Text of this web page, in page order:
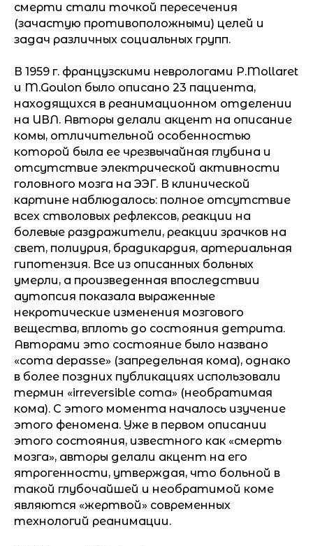
смерти стали точкой пересечения
(зачастую противоположными) целей и
задач различных социальных групп.
В 1959 г. французскими неврологами P.Mollaret
и M.Goulon было описано 23 пациента,
находящихся в реанимационном отделении
на ИВЛ. Авторы делали акцент на описание
комы, отличительной особенностью
которой была ее чрезвычайная глубина и
отсутствие электрической активности
головного мозга на ЭЭГ. В клинической
картине наблюдалось: полное отсутствие
всех стволовых рефлексов, реакции на
болевые раздражители, реакции зрачков на
свет, полиурия, брадикардия, артериальная
гипотензия. Все из описанных больных
умерли, а произведенная впоследствии
аутопсия показала выраженные
некротические изменения мозгового
вещества, вплоть до состояния детрита.
Авторами это состояние было названо
«coma depasse» (запредельная кома), однако
в более поздних публикациях использовали
термин «irreversible coma» (необратимая
кома). С этого момента началось изучение
этого феномена. Уже в первом описании
этого состояния, известного как «смерть
мозга», авторы делали акцент на его
ятрогенности, утверждая, что больной в
такой глубочайшей и необратимой коме
являются «жертвой» современных
технологий реанимации.